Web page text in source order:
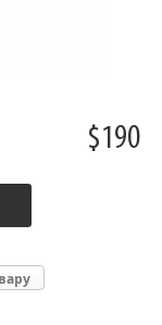
$190